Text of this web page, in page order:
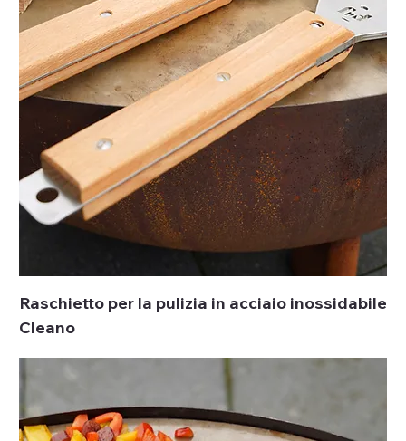
Raschietto per la pulizia in acciaio inossidabile
Cleano